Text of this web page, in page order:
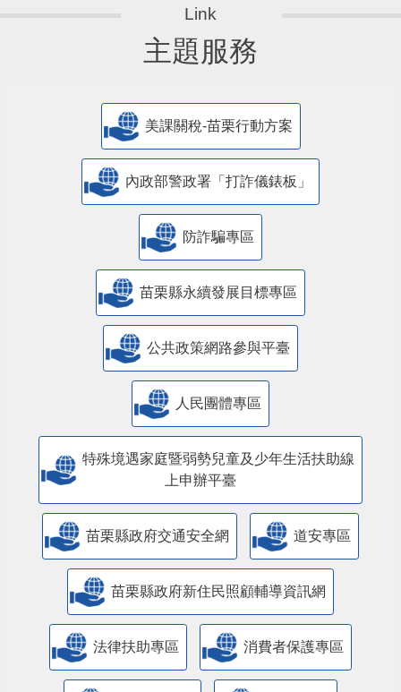
主題服務
美課關稅-苗栗行動方案
內政部警政署「打詐儀錶板」
防詐騙專區
苗栗縣永續發展目標專區
公共政策網路參與平臺
人民團體專區
特殊境遇家庭暨弱勢兒童及少年生活扶助線
上申辦平臺
苗栗縣政府交通安全網 道安專區
苗栗縣政府新住民照顧輔導資訊網
法律扶助專區 消費者保護專區